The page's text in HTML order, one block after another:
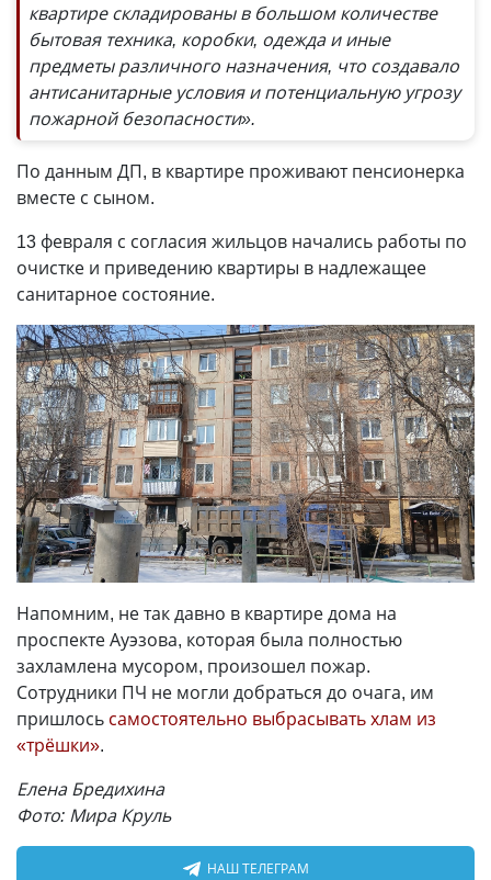
квартире складированы в большом количестве
бытовая техника, коробки, одежда и иные
предметы различного назначения, что создавало
антисанитарные условия и потенциальную угрозу
пожарной безопасности».
По данным ДП, в квартире проживают пенсионерка
вместе с сыном.
13 февраля с согласия жильцов начались работы по
очистке и приведению квартиры в надлежащее
санитарное состояние.
Напомним, не так давно в квартире дома на
проспекте Ауэзова, которая была полностью
захламлена мусором, произошел пожар.
Сотрудники ПЧ не могли добраться до очага, им
пришлось самостоятельно выбрасывать хлам из
«трёшки».
Елена Бредихина
Фото: Мира Круль
НАШ ТЕЛЕГРАМ